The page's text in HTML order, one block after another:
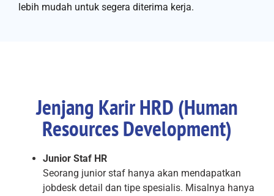
lebih mudah untuk segera diterima kerja.
Jenjang Karir HRD (Human
Resources Development)
Junior Staf HR
Seorang junior staf hanya akan mendapatkan
jobdesk detail dan tipe spesialis. Misalnya hanya